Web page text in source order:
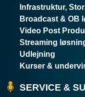
Infrastruktur,
Broadcast & OB
Video Post
Streaming
Udlejning
Kurser &
SERVICE &